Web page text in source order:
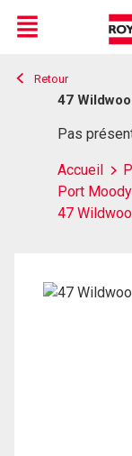
Live
En Direct
Menu
Retour
47
Pas
Accueil
Port Moody
47